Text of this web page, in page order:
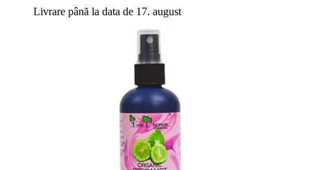
Livrare până la data de 17. august